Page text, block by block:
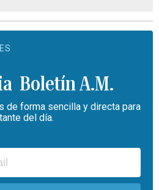
Boletín A.M.
de forma sencilla y directa para
del día.